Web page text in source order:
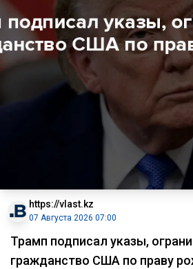
https://vlast.kz
07 Августа 2026 07:00
Трамп подписал указы,
гражданство США по праву